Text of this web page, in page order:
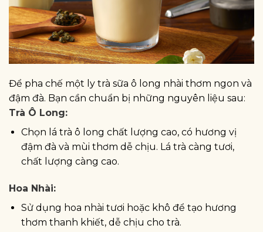
Để pha chế một ly trà sữa ô long nhài thơm ngon và
đậm đà. Bạn cần chuẩn bị những nguyên liệu sau:
Trà Ô Long:
Chọn lá trà ô long chất lượng cao, có hương vị
đậm đà và mùi thơm dễ chịu. Lá trà càng tươi,
chất lượng càng cao.
Hoa Nhài:
Sử dụng hoa nhài tươi hoặc khô để tạo hương
thơm thanh khiết, dễ chịu cho trà.